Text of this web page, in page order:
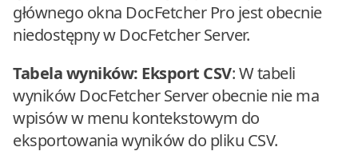
głównego okna DocFetcher Pro jest obecnie
niedostępny w DocFetcher Server.
Tabela wyników: Eksport CSV: W tabeli
wyników DocFetcher Server obecnie nie ma
wpisów w menu kontekstowym do
eksportowania wyników do pliku CSV.